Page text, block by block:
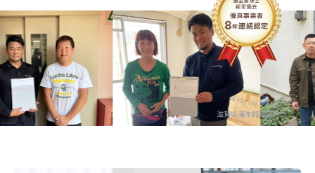
滋賀県蒲生郡竜王町の遺品整理・生前整理の専門業者